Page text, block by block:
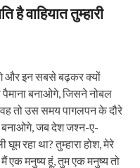
है वाहियात तुम्हारी
और इन सबसे बढ़कर क्यों
बनाओगे, जिसने नोबल
तो उस समय पागलपन के दौरे
बनाओगे, जब देश जश्न-ए-
रहा था? तुम्हारा होश, मेरे
मैं एक मनुष्य हूं, तुम एक मनुष्य तो